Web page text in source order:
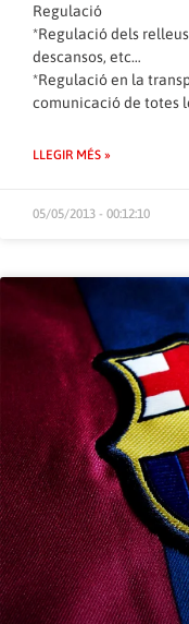
Regulació
*Regulació dels
descansos, etc…
*Regulació en la
comunicació de totes
LLEGIR MÉS »
05/05/2013 - 00:12:10